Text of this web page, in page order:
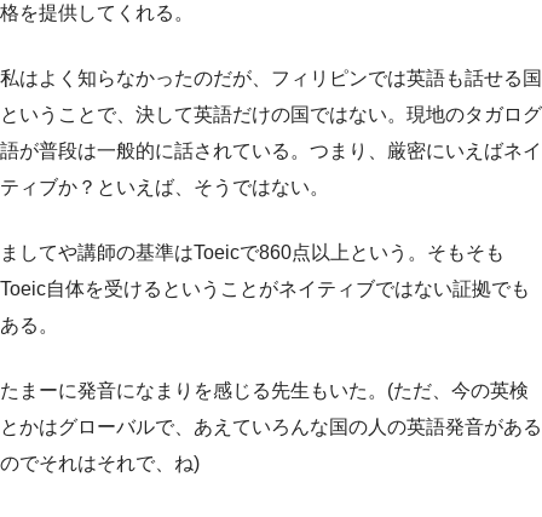
格を提供してくれる。
私はよく知らなかったのだが、フィリピンでは英語も話せる国
ということで、決して英語だけの国ではない。現地のタガログ
語が普段は一般的に話されている。つまり、厳密にいえばネイ
ティブか？といえば、そうではない。
ましてや講師の基準はToeicで860点以上という。そもそも
Toeic自体を受けるということがネイティブではない証拠でも
ある。
たまーに発音になまりを感じる先生もいた。(ただ、今の英検
とかはグローバルで、あえていろんな国の人の英語発音がある
のでそれはそれで、ね)